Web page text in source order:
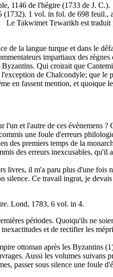
1146 de l'hégire (1733 de J. C.).
1 vol. in fol. de 698 feuil.,
Takwimet Tewarikh est traduit
de la langue turque et dans le
impartiaux des
Qui croirait que
de Chalcondyle; que
en fassent mention, et quoique
l'un et l'autre de ces
une foule d'erreurs
premiers temps de la
des erreurs inexcusables,
livres, il m'a paru plus d'une fois
silence. Ce travail ingrat, je
Lond, 1783, 6 vol. in 4.
périodes. Quoiqu'ils ne
et de rectifier les
ottoman après les Byzantins
Aussi les volumes
passer sous silence une foule